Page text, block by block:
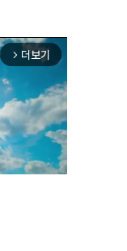
arrow_forward_ios 더보기